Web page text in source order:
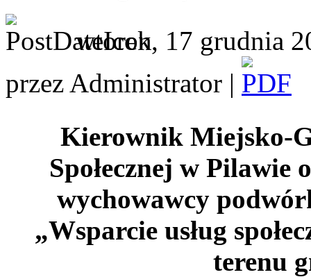
wtorek, 17 grudnia
przez Administrator |
Kierownik Miejsko-
Społecznej w Pilawie
wychowawcy
„Wsparcie usług
terenu